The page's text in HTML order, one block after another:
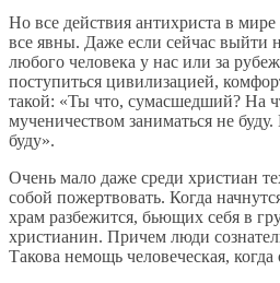
Но все действия антихриста в
все явны. Даже если сейчас выйти
любого человека у нас или за
поступиться цивилизацией,
такой: «Ты что, сумасшедший? На
мученичеством заниматься не
буду».
Очень мало даже среди христиан
собой пожертвовать. Когда
храм разбежится, бьющих себя в
христианин. Причем люди
Такова немощь человеческая, когда